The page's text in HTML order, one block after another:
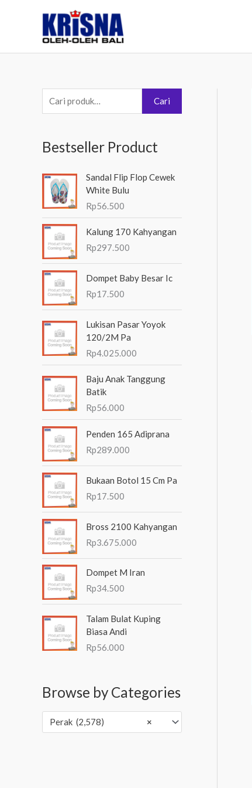
e
c
a
u
n
u
k
Cari
Bestseller Product
Sandal Flip Flop Cewek
White Bulu
Rp56.500
Kalung 170 Kahyangan
Rp297.500
Dompet Baby Besar Ic
Rp17.500
Lukisan Pasar Yoyok
120/2M Pa
Rp4.025.000
Baju Anak Tanggung
Batik
Rp56.000
Penden 165 Adiprana
Rp289.000
Bukaan Botol 15 Cm Pa
Rp17.500
Bross 2100 Kahyangan
Rp3.675.000
Dompet M Iran
Rp34.500
Talam Bulat Kuping
Biasa Andi
Rp56.000
Browse by Categories
×
Perak (2,578)